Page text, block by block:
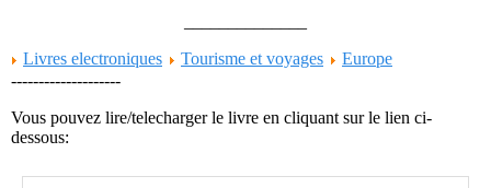
Livres electroniques
Tourisme et voyages
Europe
--------------------
Vous pouvez lire/telecharger le livre en cliquant sur le lien ci-
dessous: